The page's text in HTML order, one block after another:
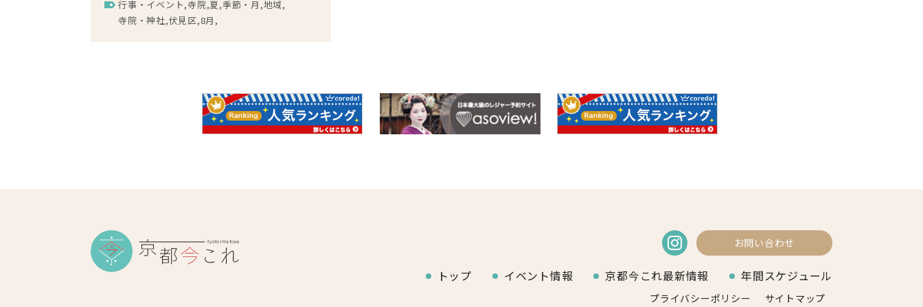
行事・イベント 寺院 夏 季節・月 地域
寺院・神社 伏見区 8月
トップ イベント情報 京都今これ最新情報 年間スケジュール
プライバシーポリシー サイトマップ
お問い合わせ